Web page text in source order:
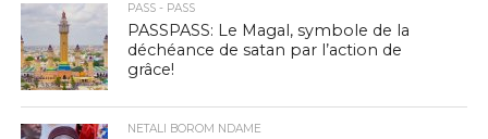
PASS - PASS
PASSPASS: Le Magal, symbole de la
déchéance de satan par l’action de
grâce!
NETALI BOROM NDAME